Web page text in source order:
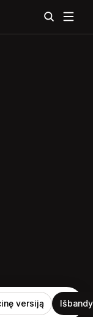
versiją